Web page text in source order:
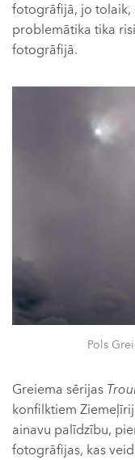
fotogrāfijā, jo tolaik,
problemātika tika
fotogrāfijā.
Pols
Greiema sērijas
konfilktiem
ainavu palīdzību,
fotogrāfijas, kas